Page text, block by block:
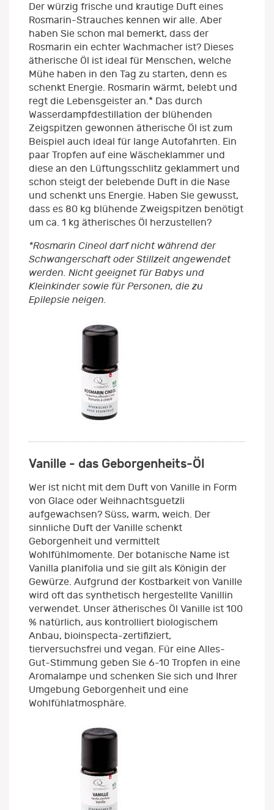
Der würzig frische und krautige Duft eines
Rosmarin-Strauches kennen wir alle. Aber
haben Sie schon mal bemerkt, dass der
Rosmarin ein echter Wachmacher ist? Dieses
ätherische Öl ist ideal für Menschen, welche
Mühe haben in den Tag zu starten, denn es
schenkt Energie. Rosmarin wärmt, belebt und
regt die Lebensgeister an.* Das durch
Wasserdampfdestillation der blühenden
Zeigspitzen gewonnen ätherische Öl ist zum
Beispiel auch ideal für lange Autofahrten. Ein
paar Tropfen auf eine Wäscheklammer und
diese an den Lüftungsschlitz geklammert und
schon steigt der belebende Duft in die Nase
und schenkt uns Energie. Haben Sie gewusst,
dass es 80 kg blühende Zweigspitzen benötigt
um ca. 1 kg ätherisches Öl herzustellen?
*Rosmarin Cineol darf nicht während der
Schwangerschaft oder Stillzeit angewendet
werden. Nicht geeignet für Babys und
Kleinkinder sowie für Personen, die zu
Epilepsie neigen.
Vanille - das Geborgenheits-Öl
Wer ist nicht mit dem Duft von Vanille in Form
von Glace oder Weihnachtsguetzli
aufgewachsen? Süss, warm, weich. Der
sinnliche Duft der Vanille schenkt
Geborgenheit und vermittelt
Wohlfühlmomente. Der botanische Name ist
Vanilla planifolia und sie gilt als Königin der
Gewürze. Aufgrund der Kostbarkeit von Vanille
wird oft das synthetisch hergestellte Vanillin
verwendet. Unser ätherisches Öl Vanille ist 100
% natürlich, aus kontrolliert biologischem
Anbau, bioinspecta-zertifiziert,
tierversuchsfrei und vegan. Für eine Alles-
Gut-Stimmung geben Sie 6-10 Tropfen in eine
Aromalampe und schenken Sie sich und Ihrer
Umgebung Geborgenheit und eine
Wohlfühlatmosphäre.